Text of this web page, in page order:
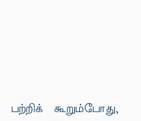
கூறும்போது,